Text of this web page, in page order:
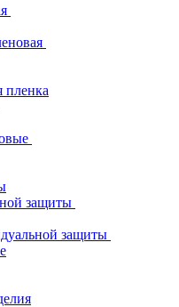
пленка
защиты
защиты